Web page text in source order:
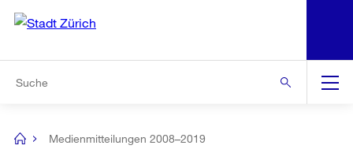
Navigation
[no
Medienmitteilungen 2008–2019